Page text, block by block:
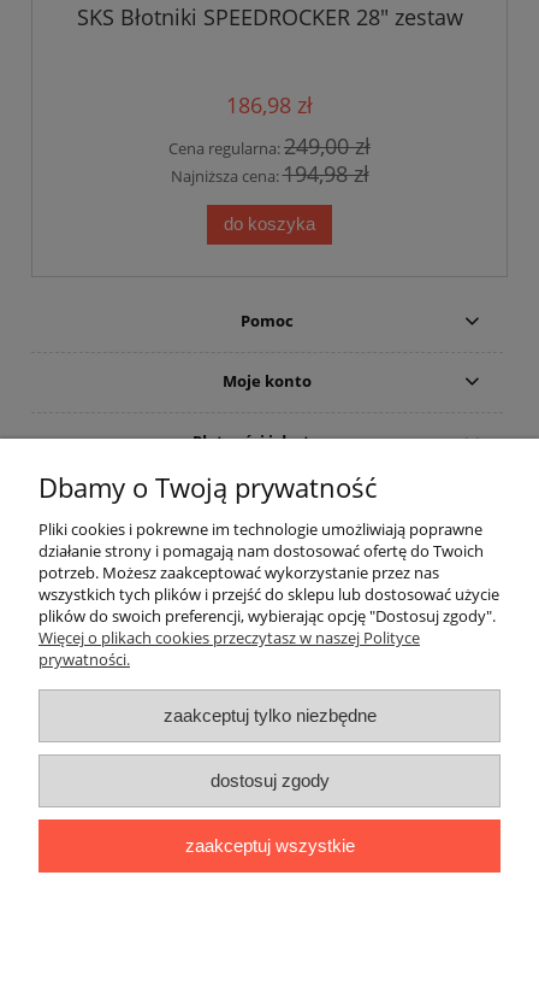
SKS Błotniki SPEEDROCKER 28" zestaw
186,98 zł
Cena regularna:249,00 zł
Najniższa cena:194,98 zł
do koszyka
Pomoc
Moje konto
Płatności i dostawa
Informacje
O nas
Rekomendowane strony
Dbamy o Twoją prywatność
Pliki cookies i pokrewne im technologie umożliwiają poprawne
działanie strony i pomagają nam dostosować ofertę do Twoich
potrzeb. Możesz zaakceptować wykorzystanie przez nas
wszystkich tych plików i przejść do sklepu lub dostosować użycie
plików do swoich preferencji, wybierając opcję "Dostosuj zgody".
Więcej o plikach cookies przeczytasz w naszej Polityce
prywatności.
zaakceptuj tylko niezbędne
dostosuj zgody
zaakceptuj wszystkie